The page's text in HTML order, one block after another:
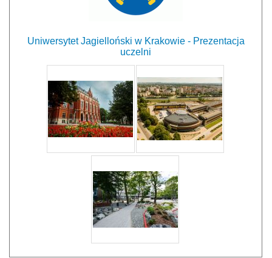
Uniwersytet Jagielloński w Krakowie - Prezentacja
uczelni